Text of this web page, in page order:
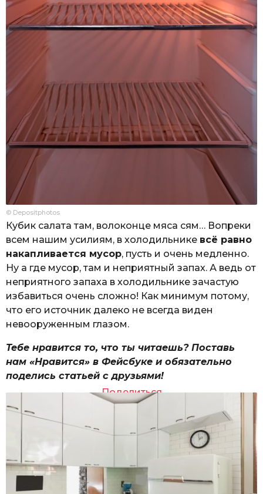
© Depositphotos
Кубик салата там, волоконце мяса сям… Вопреки
всем нашим усилиям, в холодильнике всё равно
накапливается мусор, пусть и очень медленно.
Ну а где мусор, там и неприятный запах. А ведь от
неприятного запаха в холодильнике зачастую
избавиться очень сложно! Как минимум потому,
что его источник далеко не всегда виден
невооруженным глазом.
Тебе нравится то, что ты читаешь? Поставь
нам «Нравится» в Фейсбуке и обязательно
поделись статьей с друзьями!
Поделиться